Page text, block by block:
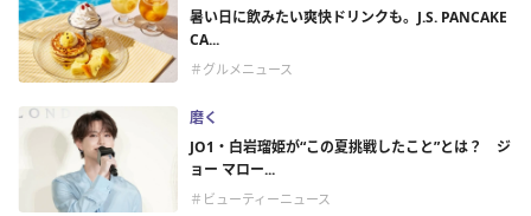
暑い日に飲みたい爽快ドリンクも。J.S. PANCAKE
CA...
＃グルメニュース
磨く
JO1・白岩瑠姫が“この夏挑戦したこと”とは？ ジ
ョー マロー...
＃ビューティーニュース